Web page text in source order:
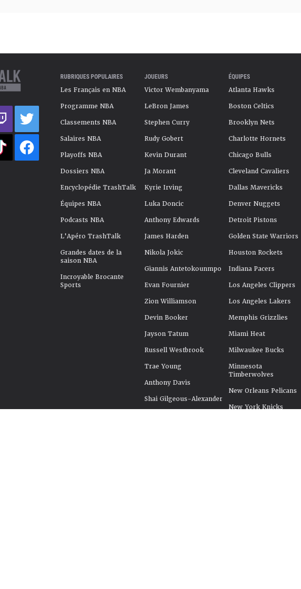
RUBRIQUES POPULAIRES
Les Français en NBA
Programme NBA
Classements NBA
Salaires NBA
Playoffs NBA
Dossiers NBA
Encyclopédie TrashTalk
Équipes NBA
Podcasts NBA
L'Apéro TrashTalk
Grandes dates de la
saison NBA
Incroyable Brocante
Sports
JOUEURS
Victor Wembanyama
LeBron James
Stephen Curry
Rudy Gobert
Kevin Durant
Ja Morant
Kyrie Irving
Luka Doncic
Anthony Edwards
James Harden
Nikola Jokic
Giannis Antetokounmpo
Evan Fournier
Zion Williamson
Devin Booker
Jayson Tatum
Russell Westbrook
Trae Young
Anthony Davis
Shai Gilgeous-Alexander
ÉQUIPES
Atlanta Hawks
Boston Celtics
Brooklyn Nets
Charlotte Hornets
Chicago Bulls
Cleveland Cavaliers
Dallas Mavericks
Denver Nuggets
Detroit Pistons
Golden State Warriors
Houston Rockets
Indiana Pacers
Los Angeles Clippers
Los Angeles Lakers
Memphis Grizzlies
Miami Heat
Milwaukee Bucks
Minnesota
Timberwolves
New Orleans Pelicans
New York Knicks